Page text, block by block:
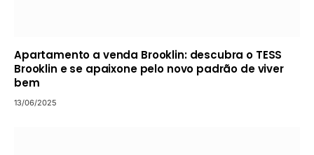
Apartamento a venda Brooklin: descubra o TESS
Brooklin e se apaixone pelo novo padrão de viver
bem
13/06/2025